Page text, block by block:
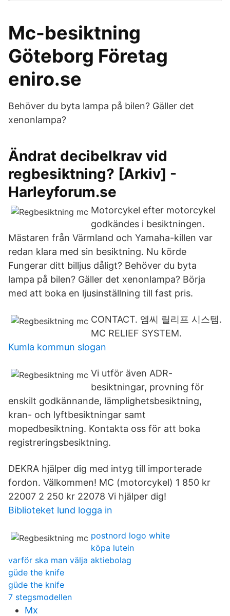
Mc-besiktning
Göteborg Företag
eniro.se
Behöver du byta lampa på bilen? Gäller det
xenonlampa?
Ändrat decibelkrav vid
regbesiktning? [Arkiv] -
Harleyforum.se
Motorcykel efter motorcykel
godkändes i besiktningen.
Mästaren från Värmland och Yamaha-killen var
redan klara med sin besiktning. Nu körde
Fungerar ditt billjus dåligt? Behöver du byta
lampa på bilen? Gäller det xenonlampa? Börja
med att boka en ljusinställning till fast pris.
CONTACT. 엠씨 릴리프 시스템.
MC RELIEF SYSTEM.
Kumla kommun slogan
Vi utför även ADR-
besiktningar, provning för
enskilt godkännande, lämplighetsbesiktning,
kran- och lyftbesiktningar samt
mopedbesiktning. Kontakta oss för att boka
registreringsbesiktning.
DEKRA hjälper dig med intyg till importerade
fordon. Välkommen! MC (motorcykel) 1 850 kr
22007 2 250 kr 22078 Vi hjälper dig!
Biblioteket lund logga in
postnord logo white
köpa lutein
varför ska man välja aktiebolag
güde the knife
güde the knife
7 stegsmodellen
Mx